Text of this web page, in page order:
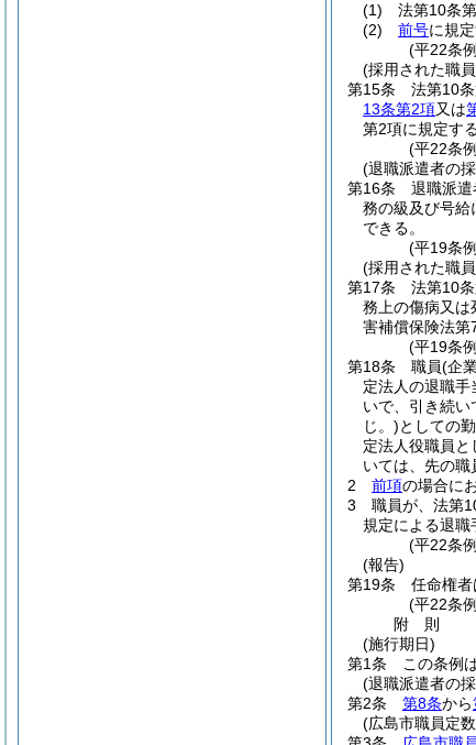
(1)
法第10条
(2)
前号に規
(平22条
(採用された職
第15条
法第10
13条第2項又は
第2項に規定す
(平22条
(退職派遣者の
第16条
退職派
務の級及び号給
できる。
(平19条
(採用された職
第17条
法第10
務上の傷病又は
害補償保険法第
(平19条
第18条
職員(企
定法人の退職手
いで、引き続
じ。)としての
定法人役職員
いては、先の職
2
前項の場合に
3
職員が、法第
規定による退職
(平22条
(報告)
第19条
任命権者
(平22条
附 則
(施行期日)
第1条
この条例
(退職派遣者の
第2条
第8条から
(広島市職員定